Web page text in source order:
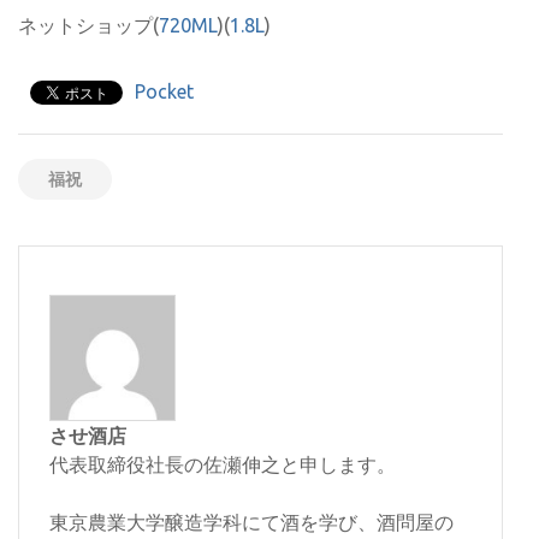
ネットショップ(720ML)(1.8L)
Pocket
福祝
させ酒店
代表取締役社長の佐瀬伸之と申します。
東京農業大学醸造学科にて酒を学び、酒問屋の